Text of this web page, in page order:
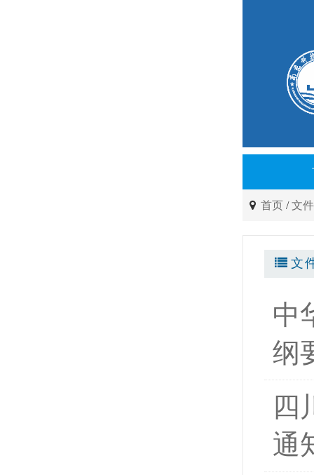
首页 /文
文
中
纲
四
通